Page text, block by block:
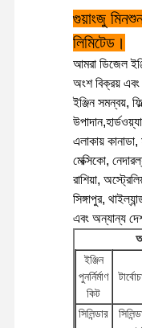
বাড়ি
গুয়াংজু
লিমিটেড।
আমরা ডিজেল
অংশ বিক্রয় এবং
ইঞ্জিন সমন্বয়,
এলাকায় কানাডা,
মেক্সিকো,
রাশিয়া,
সিঙ্গাপুর,
এবং অন্যান্য
ইঞ্জিন
পুনর্নির্মাণ
কিট
সিলিন্ডার